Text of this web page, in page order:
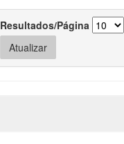
Resultados/Página